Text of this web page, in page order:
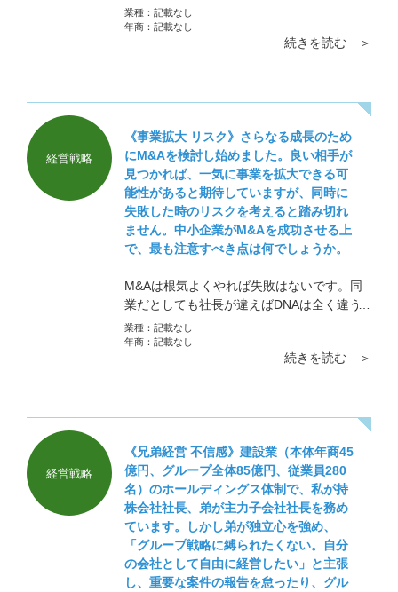
ろっている人が理想ではありますが、そん
なに上手くはいきません。どの会社もそん
な人材を望んでいるからです。人間一人ひ
業種： 記載なし
年商： 記載なし
続きを読む ＞
経営戦略
《事業拡大 リスク》さらなる成長のため
にM&Aを検討し始めました。良い相手が
見つかれば、一気に事業を拡大できる可
能性があると期待していますが、同時に
失敗した時のリスクを考えると踏み切れ
ません。中小企業がM&Aを成功させる上
で、最も注意すべき点は何でしょうか。
M&Aは根気よくやれば失敗はないです。同
業だとしても社長が違えばDNAは全く違う
ものです。 お客様から、「M&Aで買った会
社で初めて発表会をやるので基調講演をや
っていただきたい」と頼まれたことがあり
が寝ていたことです。当然、私が講演して
には、「何で休みの日に普段着ないスーツ
を着て人の話を何時間も聞かないといけな
いんだ。面倒くさい。会場だって懇親会だ
ってお金がかかる。そんな金あったら、俺
の給料1円でもいいから上げてくれ」と書い
てありました。 3回目の発表会で同じ会社か
ら基調講演を頼まれました。正直いい気持
ちはしませんでしたが、行ってみて驚いた
業種： 記載なし
年商： 記載なし
続きを読む ＞
経営戦略
《兄弟経営 不信感》建設業（本体年商45
億円、グループ全体85億円、従業員280
名）のホールディングス体制で、私が持
株会社社長、弟が主力子会社社長を務め
ています。しかし弟が独立心を強め、
「グループ戦略に縛られたくない。自分
の会社として自由に経営したい」と主張
し、重要な案件の報告を怠ったり、グル